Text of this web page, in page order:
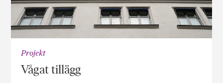
Projekt
Vågat tillägg